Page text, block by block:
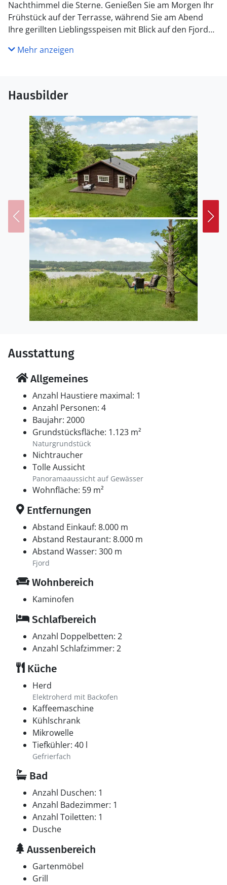
Nachthimmel die Sterne. Genießen Sie am Morgen Ihr
Frühstück auf der Terrasse, während Sie am Abend
Ihre gerillten Lieblingsspeisen mit Blick auf den Fjord
sind ein schöner Ort, um die Ruhe zu genießen und
einen Troll von Thomas Dambo zu bewundern.
Versuchen Sie auch Ihr Fangglück beim Angeln am
Fjord und bringen Sie mit etwas Können frischen Fisch
mit nach Hause.
Finden Sie hier die Ruhe und Erholung, die Sie in Ihrem
Alltag oft vermissen!
Mehr anzeigen
Hausbilder
Ausstattung
Allgemeines
Anzahl Haustiere maximal: 1
Anzahl Personen: 4
Baujahr: 2000
Grundstücksfläche: 1.123 m²
Naturgrundstück
Nichtraucher
Tolle Aussicht
Panoramaaussicht auf Gewässer
Wohnfläche: 59 m²
Entfernungen
Abstand Einkauf: 8.000 m
Abstand Restaurant: 8.000 m
Abstand Wasser: 300 m
Fjord
Wohnbereich
Kaminofen
Schlafbereich
Anzahl Doppelbetten: 2
Anzahl Schlafzimmer: 2
Küche
Herd
Elektroherd mit Backofen
Kaffeemaschine
Kühlschrank
Mikrowelle
Tiefkühler: 40 l
Gefrierfach
Bad
Anzahl Duschen: 1
Anzahl Badezimmer: 1
Anzahl Toiletten: 1
Dusche
Aussenbereich
Gartenmöbel
Grill